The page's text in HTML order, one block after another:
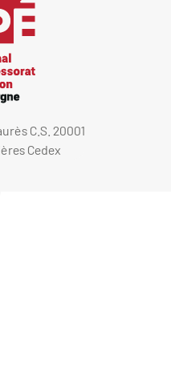
C.S. 20001
Cedex